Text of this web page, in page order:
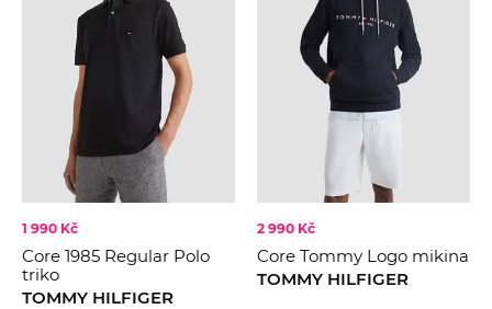
1 990 Kč
Core 1985 Regular Polo
triko
TOMMY HILFIGER
2 990 Kč
Core Tommy Logo mikina
TOMMY HILFIGER